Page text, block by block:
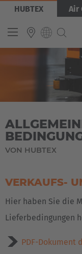
Direkt
Inhalt
HUBTEX Air
Español
Français
Bild
VON HUBTEX
VERKAUFS-
Hier haben Sie die
Lieferbedingungen
PDF-Dokument